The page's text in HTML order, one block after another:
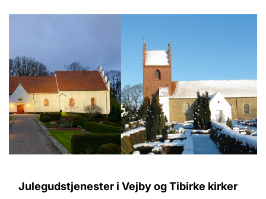
Julegudstjenester i Vejby og Tibirke kirker